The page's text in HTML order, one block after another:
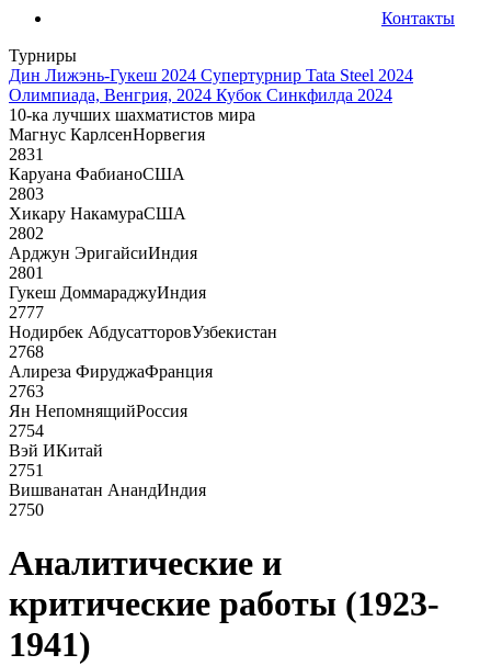
Контакты
Турниры
Дин Лижэнь-Гукеш 2024 Супертурнир Tata Steel 2024
Олимпиада, Венгрия, 2024 Кубок Синкфилда 2024
10-ка лучших шахматистов мира
Магнус КарлсенНорвегия
2831
Каруана ФабианоСША
2803
Хикару НакамураСША
2802
Арджун ЭригайсиИндия
2801
Гукеш ДоммараджуИндия
2777
Нодирбек АбдусатторовУзбекистан
2768
Алиреза ФируджаФранция
2763
Ян НепомнящийРоссия
2754
Вэй ИКитай
2751
Вишванатан АнандИндия
2750
Аналитические и
критические работы (1923-
1941)